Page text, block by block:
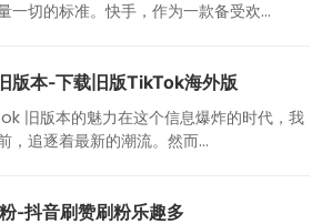
一切的标准。快手，作为一款备受欢...
版本-下载旧版TikTok海外版
旧版本的魅力在这个信息爆炸的时代，我
，追逐着最新的潮流。然而...
-抖音刷赞刷粉乐趣多